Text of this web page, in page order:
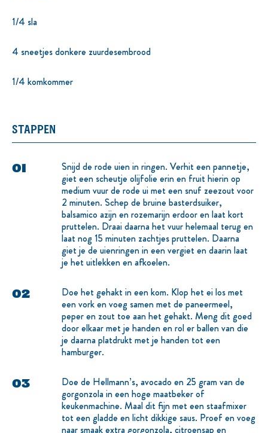
1/4 sla
4 sneetjes donkere zuurdesembrood
1/4 komkommer
STAPPEN
Snijd de rode uien in ringen. Verhit een pannetje,
giet een scheutje olijfolie erin en fruit hierin op
medium vuur de rode ui met een snuf zeezout voor
2 minuten. Schep de bruine basterdsuiker,
balsamico azijn en rozemarijn erdoor en laat kort
pruttelen. Draai daarna het vuur helemaal terug en
laat nog 15 minuten zachtjes pruttelen. Daarna
giet je de uienringen in een vergiet en daarin laat
je het uitlekken en afkoelen.
Doe het gehakt in een kom. Klop het ei los met
een vork en voeg samen met de paneermeel,
peper en zout toe aan het gehakt. Meng dit goed
door elkaar met je handen en rol er ballen van die
je daarna platdrukt met je handen tot een
hamburger.
Doe de Hellmann’s, avocado en 25 gram van de
gorgonzola in een hoge maatbeker of
keukenmachine. Maal dit fijn met een staafmixer
tot een gladde en licht dikkige saus. Proef en voeg
naar smaak extra gorgonzola, citroensap en